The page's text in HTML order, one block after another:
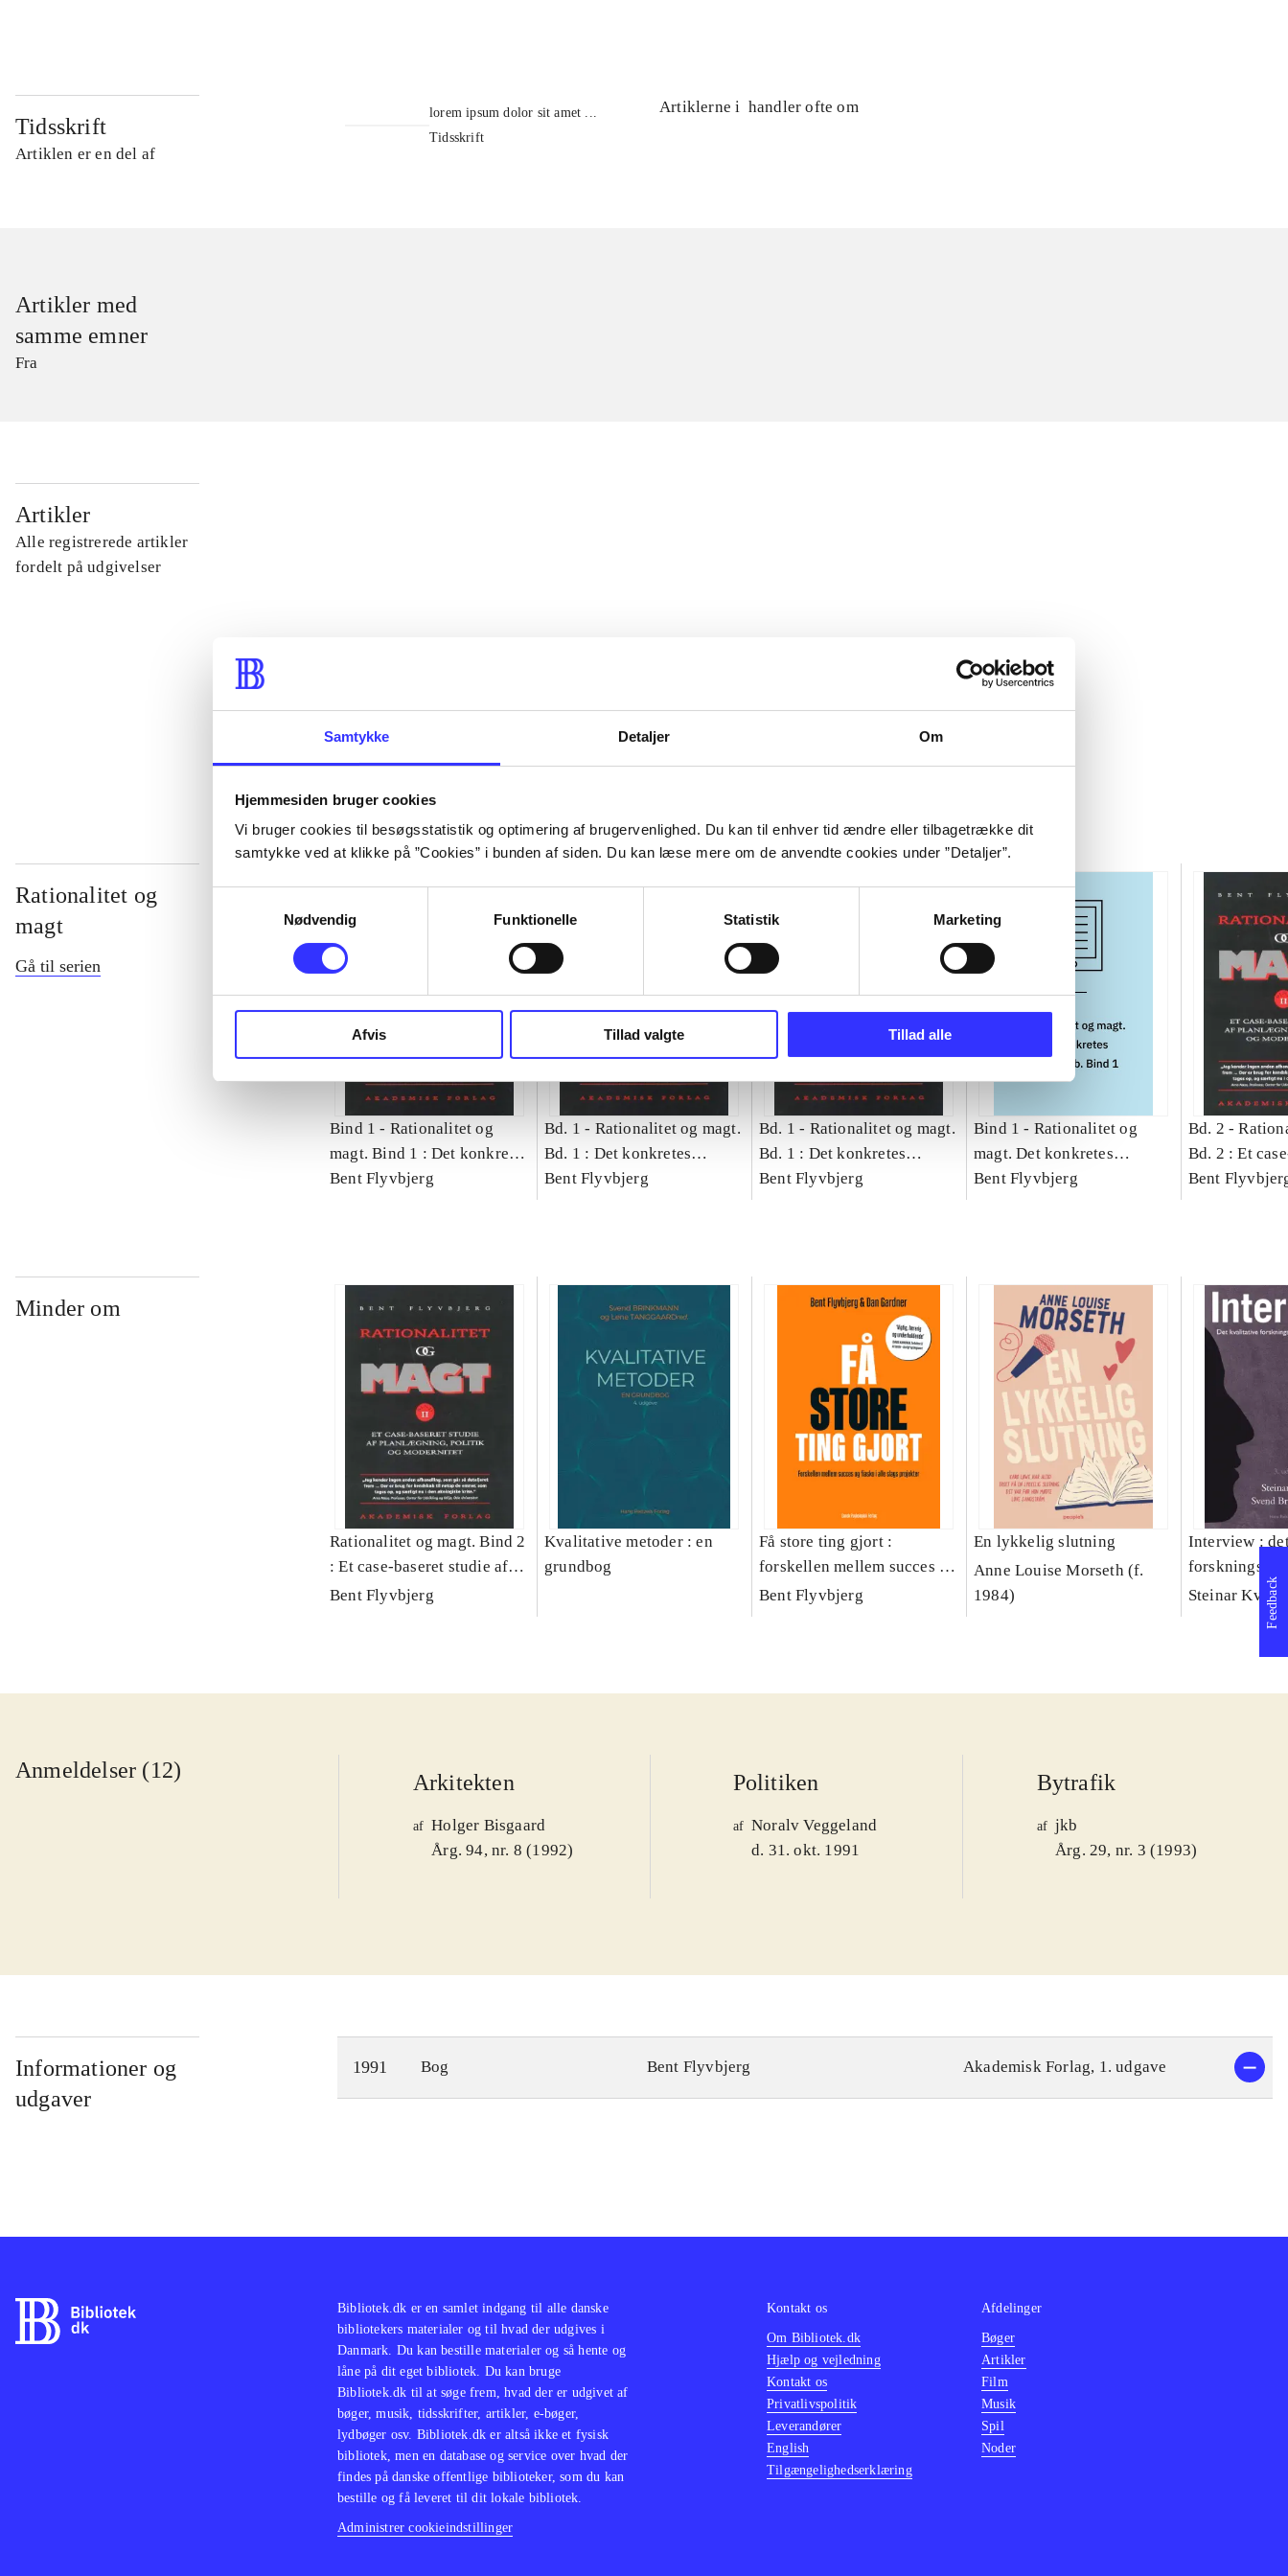
Samtykke Detaljer Om
Hjemmesiden bruger cookies
Vi bruger cookies til besøgsstatistik og optimering af brugervenlighed. Du kan til enhver tid ændre eller tilbagetrække dit
samtykke ved at klikke på ”Cookies” i bunden af siden. Du kan læse mere om de anvendte cookies under ”Detaljer”.
Nødvendig
Funktionelle Statistik Marketing
Afvis Tillad valgte Tillad alle
Tidsskrift
Artiklen er en del af
lorem ipsum dolor sit amet ...
Tidsskrift
Artiklerne i handler ofte om
Artikler med
samme emner
Fra
Artikler
Alle registrerede artikler
fordelt på udgivelser
Rationalitet og
magt
Gå til serien
Bind 1 - Rationalitet og
magt. Bind 1 : Det konkretes
videnskab
Bent Flyvbjerg
Bd. 1 - Rationalitet og magt.
Bd. 1 : Det konkretes
videnskab
Bent Flyvbjerg
Bd. 1 - Rationalitet og magt.
Bd. 1 : Det konkretes
videnskab
Bent Flyvbjerg
Bind 1 - Rationalitet og
magt. Det konkretes
videnskab. Bind 1
Bent Flyvbjerg
Bd. 2 -
Bd. 2 : Et
studie af
Bent
Minder om
Rationalitet og magt. Bind 2
: Et case-baseret studie af
planlægning, politik og
Bent Flyvbjerg
Kvalitative metoder : en
grundbog
Få store ting gjort :
forskellen mellem succes og
fiasko i alle slags projekter
Bent Flyvbjerg
En lykkelig slutning
Anne Louise Morseth (f.
1984)
Interview :
håndværk
Steinar Kvale
Anmeldelser (12) Arkitekten
af Holger Bisgaard
Årg. 94, nr. 8 (1992)
Politiken
af Noralv Veggeland
d. 31. okt. 1991
Bytrafik
af jkb
Årg. 29, nr. 3 (1993)
Informationer og
udgaver
1991 Bog Bent Flyvbjerg Akademisk Forlag, 1. udgave
Feedback
Bibliotek.dk er en samlet indgang til alle danske
bibliotekers materialer og til hvad der udgives i
Danmark. Du kan bestille materialer og så hente og
låne på dit eget bibliotek. Du kan bruge
Bibliotek.dk til at søge frem, hvad der er udgivet af
bøger, musik, tidsskrifter, artikler, e-bøger,
lydbøger osv. Bibliotek.dk er altså ikke et fysisk
bibliotek, men en database og service over hvad der
findes på danske offentlige biblioteker, som du kan
bestille og få leveret til dit lokale bibliotek.
Administrer cookieindstillinger
Kontakt os
Om Bibliotek.dk
Hjælp og vejledning
Kontakt os
Privatlivspolitik
Leverandører
English
Tilgængelighedserklæring
Afdelinger
Bøger
Artikler
Film
Musik
Spil
Noder